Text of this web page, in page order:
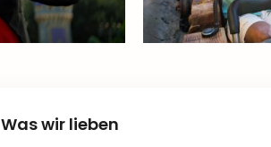
Was wir lieben